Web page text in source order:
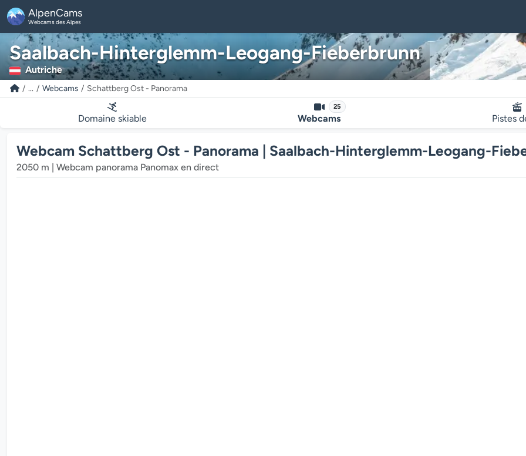
AlpenCams
Webcams des Alpes
Saalbach-Hinterglemm-Leogang-Fieberbrunn
Autriche
... Webcams Schattberg Ost - Panorama
Domaine skiable
25
Webcams Pistes
Webcam Schattberg Ost - Panorama | Saalbach-Hinterglemm-Leogang-
2050 m | Webcam panorama Panomax en direct